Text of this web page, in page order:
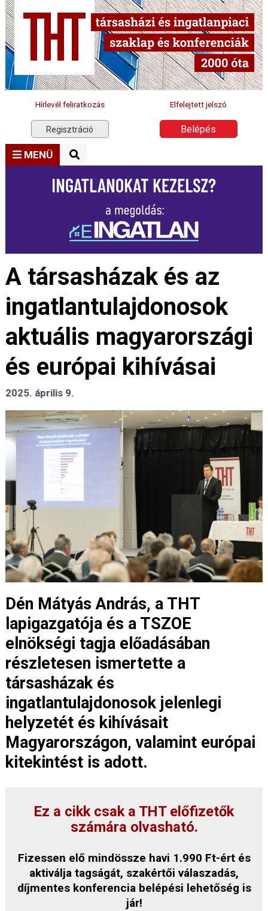
Hírlevél feliratkozás Elfelejtett jelszó
Regisztráció Belépés
MENÜ
A társasházak és az
ingatlantulajdonosok
aktuális magyarországi
és európai kihívásai
2025. április 9.
Dén Mátyás András, a THT
lapigazgatója és a TSZOE
elnökségi tagja előadásában
részletesen ismertette a
társasházak és
ingatlantulajdonosok jelenlegi
helyzetét és kihívásait
Magyarországon, valamint európai
kitekintést is adott.
Ez a cikk csak a THT előfizetők
számára olvasható.
Fizessen elő mindössze havi 1.990 Ft-ért és
aktiválja tagságát, szakértői válaszadás,
díjmentes konferencia belépési lehetőség is
jár!